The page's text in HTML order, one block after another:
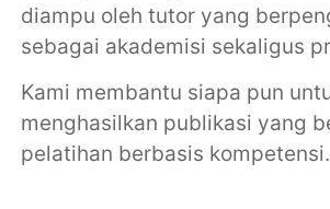
diampu oleh tutor yang
sebagai akademisi sekaligus
Kami membantu siapa pun
menghasilkan publikasi yang
pelatihan berbasis kompetensi.